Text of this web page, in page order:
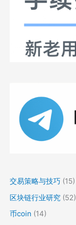
交易策略与技巧 (15)
区块链行业研究 (52)
币coin (14)